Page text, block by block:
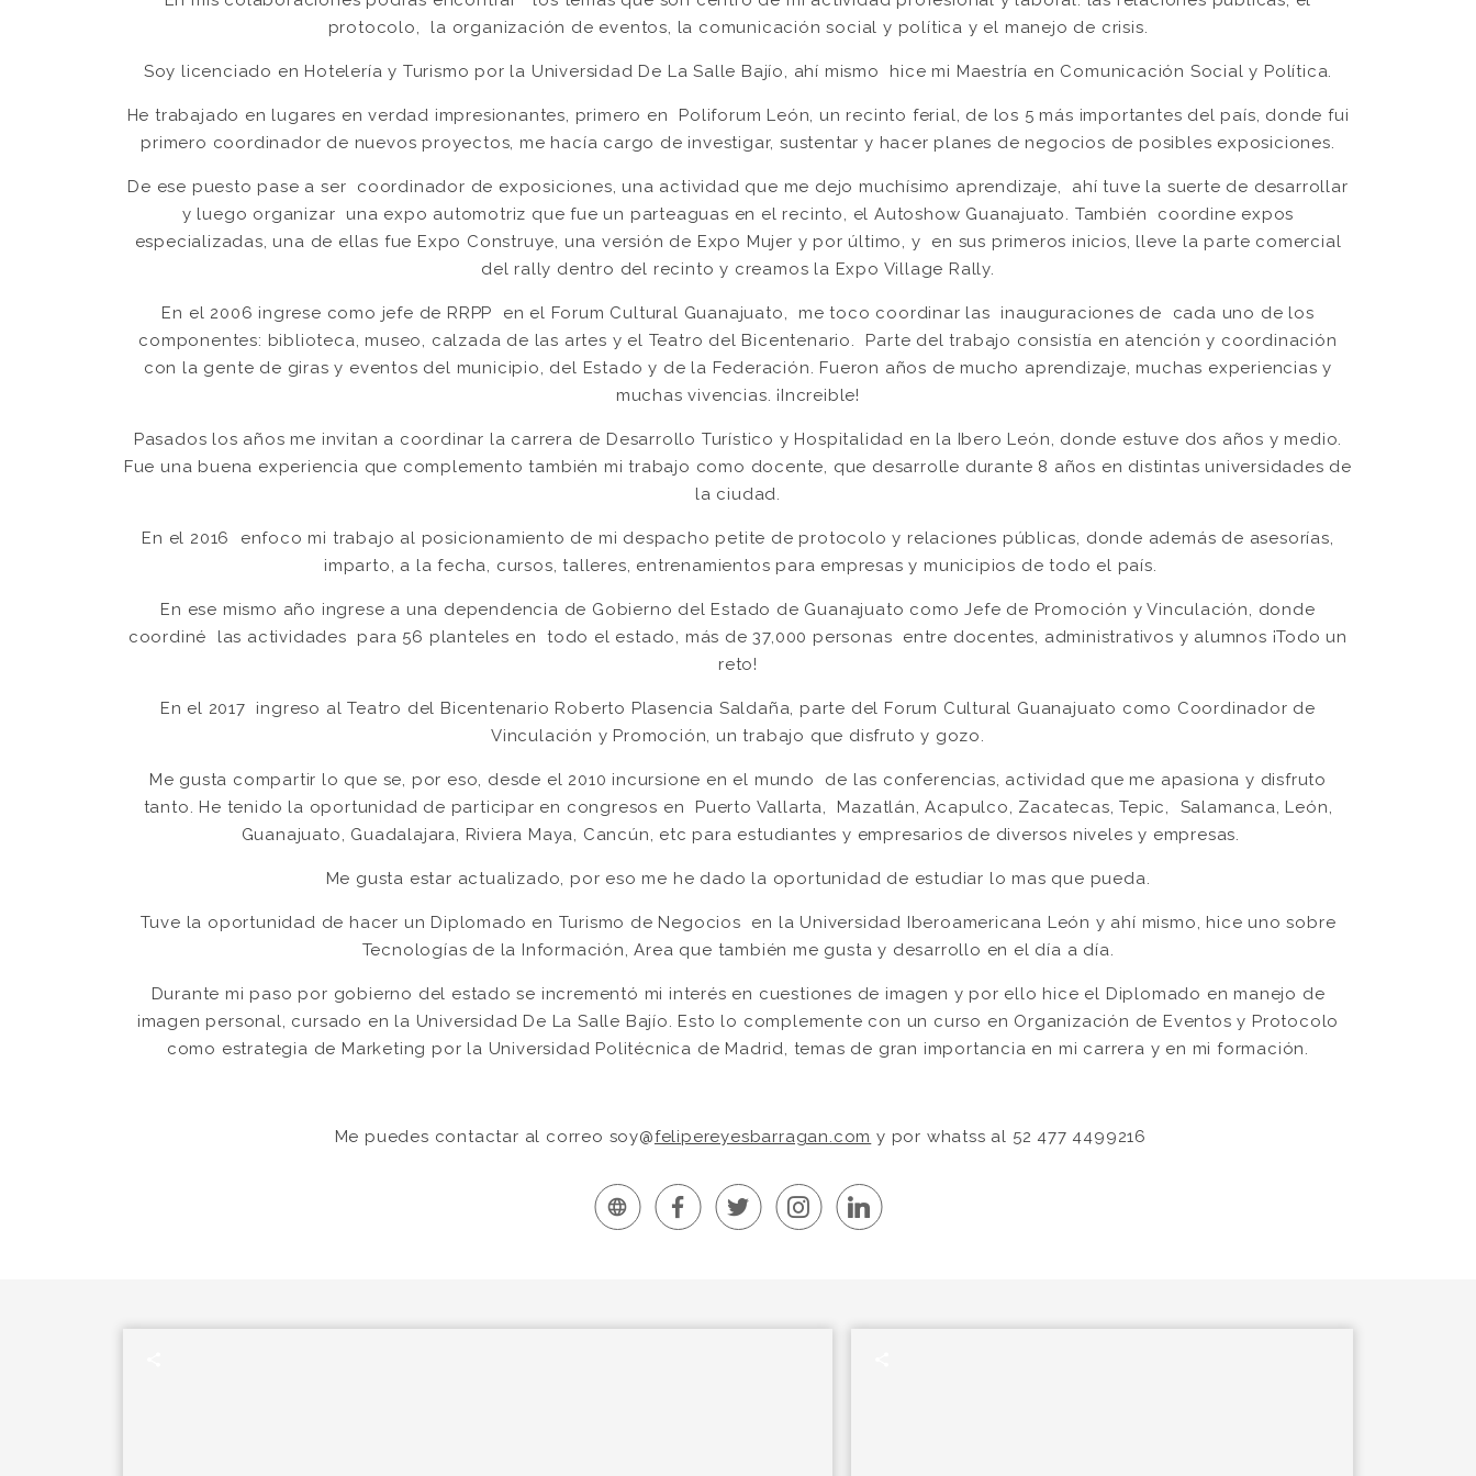
protocolo, la organización de eventos, la comunicación social y política y el manejo de crisis.
Soy licenciado en Hotelería y Turismo por la Universidad De La Salle Bajío, ahí mismo hice mi Maestría en Comunicación Social y Política.
He trabajado en lugares en verdad impresionantes, primero en Poliforum León, un recinto ferial, de los 5 más importantes del país, donde fui
primero coordinador de nuevos proyectos, me hacía cargo de investigar, sustentar y hacer planes de negocios de posibles exposiciones.
De ese puesto pase a ser coordinador de exposiciones, una actividad que me dejo muchísimo aprendizaje, ahí tuve la suerte de desarrollar
y luego organizar una expo automotriz que fue un parteaguas en el recinto, el Autoshow Guanajuato. También coordine expos
especializadas, una de ellas fue Expo Construye, una versión de Expo Mujer y por último, y en sus primeros inicios, lleve la parte comercial
del rally dentro del recinto y creamos la Expo Village Rally.
En el 2006 ingrese como jefe de RRPP en el Forum Cultural Guanajuato, me toco coordinar las inauguraciones de cada uno de los
componentes: biblioteca, museo, calzada de las artes y el Teatro del Bicentenario. Parte del trabajo consistía en atención y coordinación
con la gente de giras y eventos del municipio, del Estado y de la Federación. Fueron años de mucho aprendizaje, muchas experiencias y
muchas vivencias. ¡Increible!
Pasados los años me invitan a coordinar la carrera de Desarrollo Turístico y Hospitalidad en la Ibero León, donde estuve dos años y medio.
Fue una buena experiencia que complemento también mi trabajo como docente, que desarrolle durante 8 años en distintas universidades de
la ciudad.
En el 2016 enfoco mi trabajo al posicionamiento de mi despacho petite de protocolo y relaciones públicas, donde además de asesorías,
imparto, a la fecha, cursos, talleres, entrenamientos para empresas y municipios de todo el país.
En ese mismo año ingrese a una dependencia de Gobierno del Estado de Guanajuato como Jefe de Promoción y Vinculación, donde
coordiné las actividades para 56 planteles en todo el estado, más de 37,000 personas entre docentes, administrativos y alumnos ¡Todo un
reto!
En el 2017 ingreso al Teatro del Bicentenario Roberto Plasencia Saldaña, parte del Forum Cultural Guanajuato como Coordinador de
Vinculación y Promoción, un trabajo que disfruto y gozo.
Me gusta compartir lo que se, por eso, desde el 2010 incursione en el mundo de las conferencias, actividad que me apasiona y disfruto
tanto. He tenido la oportunidad de participar en congresos en Puerto Vallarta, Mazatlán, Acapulco, Zacatecas, Tepic, Salamanca, León,
Guanajuato, Guadalajara, Riviera Maya, Cancún, etc para estudiantes y empresarios de diversos niveles y empresas.
Me gusta estar actualizado, por eso me he dado la oportunidad de estudiar lo mas que pueda.
Tuve la oportunidad de hacer un Diplomado en Turismo de Negocios en la Universidad Iberoamericana León y ahí mismo, hice uno sobre
Tecnologías de la Información, Area que también me gusta y desarrollo en el día a día.
Durante mi paso por gobierno del estado se incrementó mi interés en cuestiones de imagen y por ello hice el Diplomado en manejo de
imagen personal, cursado en la Universidad De La Salle Bajío. Esto lo complemente con un curso en Organización de Eventos y Protocolo
como estrategia de Marketing por la Universidad Politécnica de Madrid, temas de gran importancia en mi carrera y en mi formación.
Me puedes contactar al correo soy@felipereyesbarragan.com y por whatss al 52 477 4499216
language